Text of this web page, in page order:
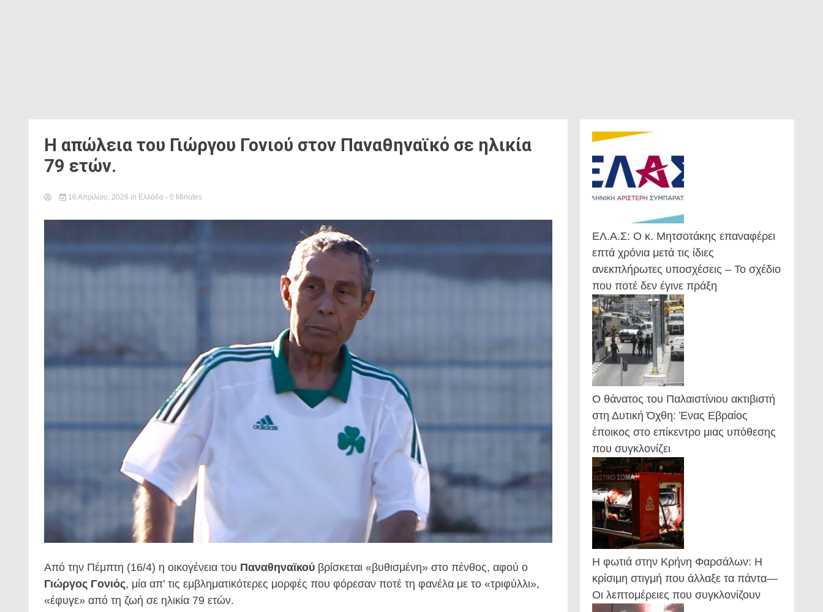
Η απώλεια του Γιώργου Γονιού στον Παναθηναϊκό σε ηλικία
79 ετών.
16 Απριλίου, 2026 in Ελλάδα - 0 Minutes
Από την Πέμπτη (16/4) η οικογένεια του Παναθηναϊκού βρίσκεται «βυθισμένη» στο πένθος, αφού ο
Γιώργος Γονιός, μία απ’ τις εμβληματικότερες μορφές που φόρεσαν ποτέ τη φανέλα με το «τριφύλλι»,
«έφυγε» από τη ζωή σε ηλικία 79 ετών.
ΕΛ.Α.Σ: Ο κ. Μητσοτάκης επαναφέρει
επτά χρόνια μετά τις ίδιες
ανεκπλήρωτες υποσχέσεις – Το σχέδιο
που ποτέ δεν έγινε πράξη
Ο θάνατος του Παλαιστίνιου ακτιβιστή
στη Δυτική Όχθη: Ένας Εβραίος
έποικος στο επίκεντρο μιας υπόθεσης
που συγκλονίζει
Η φωτιά στην Κρήνη Φαρσάλων: Η
κρίσιμη στιγμή που άλλαξε τα πάντα—
Οι λεπτομέρειες που συγκλονίζουν